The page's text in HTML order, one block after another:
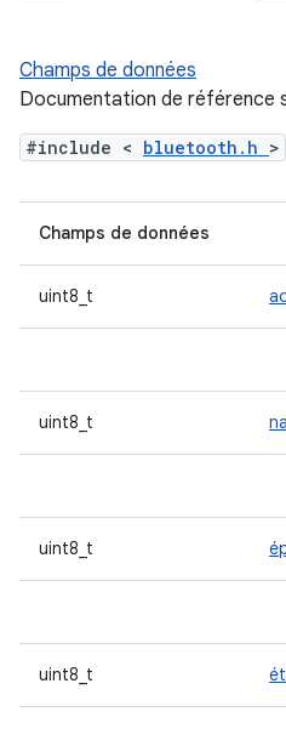
Champs de données
Documentation de référence
#include < bluetooth.h >
Champs de données
uint8_t
uint8_t
uint8_t
uint8_t